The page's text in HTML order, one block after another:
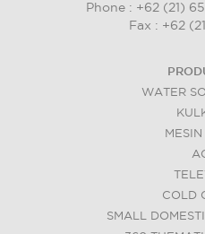
Phone : +62 (21)
Fax : +62
WATER
MESIN
COLD
SMALL